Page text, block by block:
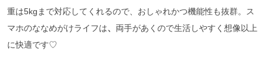
重は5kgまで対応してくれるので、おしゃれかつ機能性も抜群。ス
マホのななめがけライフは、 両手があくので生活しやすく想像以上
に快適です♡